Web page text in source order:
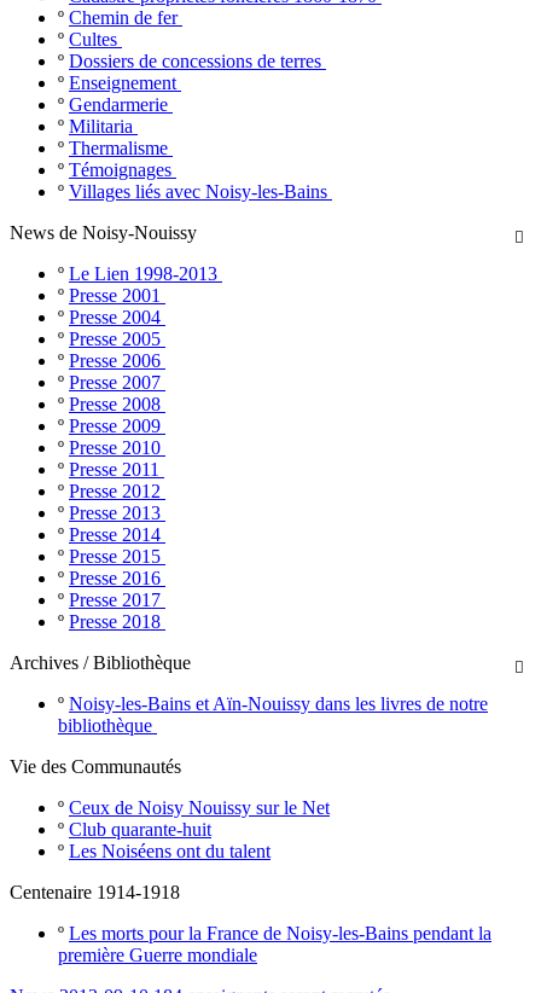
º Chemin de fer
º Cultes
º Dossiers de concessions de terres
º Enseignement
º Gendarmerie
º Militaria
º Thermalisme
º Témoignages
º Villages liés avec Noisy-les-Bains

News de Noisy-Nouissy
º Le Lien 1998-2013
º Presse 2001
º Presse 2004
º Presse 2005
º Presse 2006
º Presse 2007
º Presse 2008
º Presse 2009
º Presse 2010
º Presse 2011
º Presse 2012
º Presse 2013
º Presse 2014
º Presse 2015
º Presse 2016
º Presse 2017
º Presse 2018

Archives / Bibliothèque
º Noisy-les-Bains et Aïn-Nouissy dans les livres de notre
bibliothèque
Vie des Communautés
º Ceux de Noisy Nouissy sur le Net
º Club quarante-huit
º Les Noiséens ont du talent
Centenaire 1914-1918
º Les morts pour la France de Noisy-les-Bains pendant la
première Guerre mondiale